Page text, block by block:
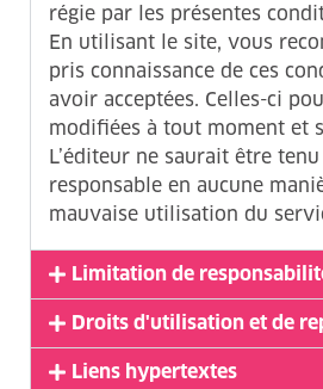
régie par les présentes
En utilisant le site, vous
pris connaissance de ces
avoir acceptées. Celles-ci
modifiées à tout moment et
L’éditeur ne saurait être
responsable en aucune
mauvaise utilisation du
Limitation de
Droits d'utilisation et de
Liens hypertextes